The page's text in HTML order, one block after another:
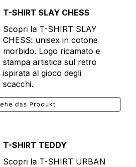
T-SHIRT SLAY CHESS
Scopri la T-SHIRT SLAY
CHESS: unisex in cotone
morbido. Logo ricamato e
stampa artistica sul retro
ispirata al gioco degli
scacchi.
das Produkt
T-SHIRT TEDDY
Scopri la T-SHIRT URBAN